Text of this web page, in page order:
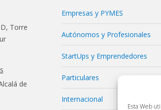
Esta Web
Torre
de
Empresas y PYMES
Autónomos y Profesionales
StartUps y Emprendedores
Particulares
Internacional